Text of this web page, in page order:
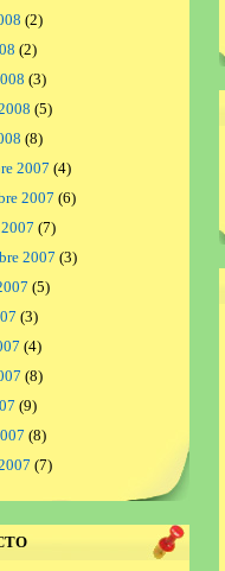
(2)
(2)
(3)
(5)
(8)
2007 (4)
2007 (6)
(7)
2007 (3)
(5)
(3)
(4)
(8)
(9)
(8)
(7)